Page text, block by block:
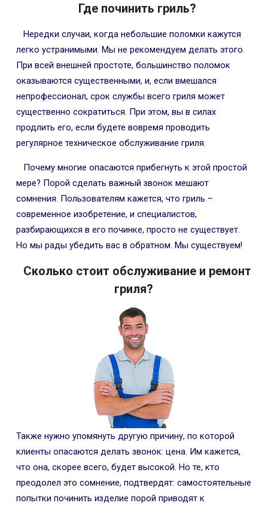
Где починить гриль?
Нередки случаи, когда небольшие поломки кажутся
легко устранимыми. Мы не рекомендуем делать этого.
При всей внешней простоте, большинство поломок
оказываются существенными, и, если вмешался
непрофессионал, срок службы всего гриля может
существенно сократиться. При этом, вы в силах
продлить его, если будете вовремя проводить
регулярное техническое обслуживание гриля.
Почему многие опасаются прибегнуть к этой простой
мере? Порой сделать важный звонок мешают
сомнения. Пользователям кажется, что гриль –
современное изобретение, и специалистов,
разбирающихся в его починке, просто не существует.
Но мы рады убедить вас в обратном. Мы существуем!
Сколько стоит обслуживание и ремонт
гриля?
Также нужно упомянуть другую причину, по которой
клиенты опасаются делать звонок: цена. Им кажется,
что она, скорее всего, будет высокой. Но те, кто
преодолел это сомнение, подтвердят: самостоятельные
попытки починить изделие порой приводят к